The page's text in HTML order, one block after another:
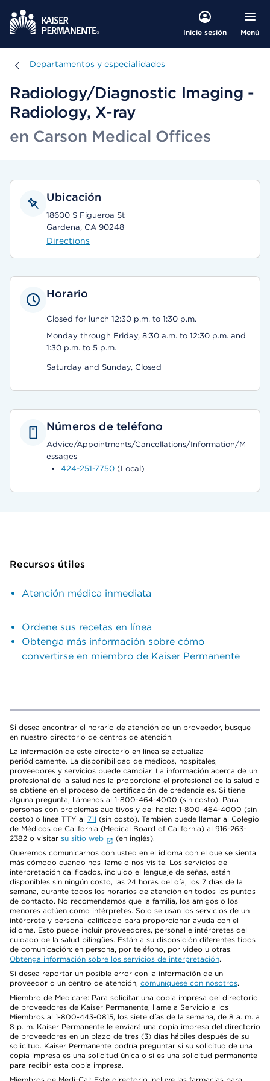
Inicie sesión Menú
Departamentos y especialidades
Departamentos y especialidades
Radiology/Diagnostic Imaging -
Radiology, X-ray
en Carson Medical Offices
Ubicación
18600 S Figueroa St
Gardena, CA 90248
Directions
Horario
Closed for lunch 12:30 p.m. to 1:30 p.m.
Monday through Friday, 8:30 a.m. to 12:30 p.m. and
1:30 p.m. to 5 p.m.
Saturday and Sunday, Closed
Números de teléfono
Advice/Appointments/Cancellations/Information/M
essages
424-251-7750 (Local)
Recursos útiles
Atención médica inmediata
Ordene sus recetas en línea
Obtenga más información sobre cómo
convertirse en miembro de Kaiser Permanente
Si desea encontrar el horario de atención de un proveedor, busque
en nuestro directorio de centros de atención.
La información de este directorio en línea se actualiza
periódicamente. La disponibilidad de médicos, hospitales,
proveedores y servicios puede cambiar. La información acerca de un
profesional de la salud nos la proporciona el profesional de la salud o
se obtiene en el proceso de certificación de credenciales. Si tiene
alguna pregunta, llámenos al 1-800-464-4000 (sin costo). Para
personas con problemas auditivos y del habla: 1-800-464-4000 (sin
costo) o línea TTY al 711 (sin costo). También puede llamar al Colegio
de Médicos de California (Medical Board of California) al 916-263-
2382 o visitar su sitio web
(en inglés).
Queremos comunicarnos con usted en el idioma con el que se sienta
más cómodo cuando nos llame o nos visite. Los servicios de
interpretación calificados, incluido el lenguaje de señas, están
disponibles sin ningún costo, las 24 horas del día, los 7 días de la
semana, durante todos los horarios de atención en todos los puntos
de contacto. No recomendamos que la familia, los amigos o los
menores actúen como intérpretes. Solo se usan los servicios de un
intérprete y personal calificado para proporcionar ayuda con el
idioma. Esto puede incluir proveedores, personal e intérpretes del
cuidado de la salud bilingües. Están a su disposición diferentes tipos
de comunicación: en persona, por teléfono, por video u otras.
Obtenga información sobre los servicios de interpretación.
Si desea reportar un posible error con la información de un
proveedor o un centro de atención, comuníquese con nosotros.
Miembro de Medicare: Para solicitar una copia impresa del directorio
de proveedores de Kaiser Permanente, llame a Servicio a los
Miembros al 1-800-443-0815, los siete días de la semana, de 8 a. m. a
8 p. m. Kaiser Permanente le enviará una copia impresa del directorio
de proveedores en un plazo de tres (3) días hábiles después de su
solicitud. Kaiser Permanente podría preguntar si su solicitud de una
copia impresa es una solicitud única o si es una solicitud permanente
para recibir esta copia impresa.